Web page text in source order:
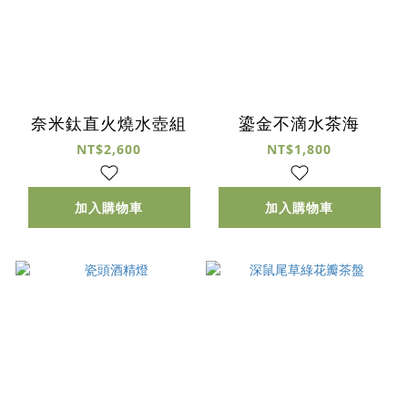
奈米鈦直火燒水壺組
NT$2,600
加入購物車
鎏金不滴水茶海
NT$1,800
加入購物車